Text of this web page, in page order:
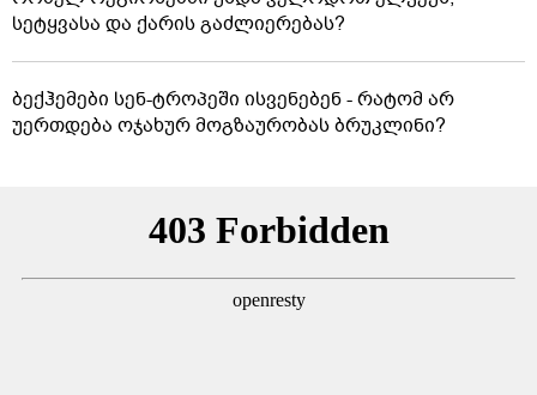
სეტყვასა და ქარის გაძლიერებას?
ბექჰემები სენ-ტროპეში ისვენებენ - რატომ არ
უერთდება ოჯახურ მოგზაურობას ბრუკლინი?